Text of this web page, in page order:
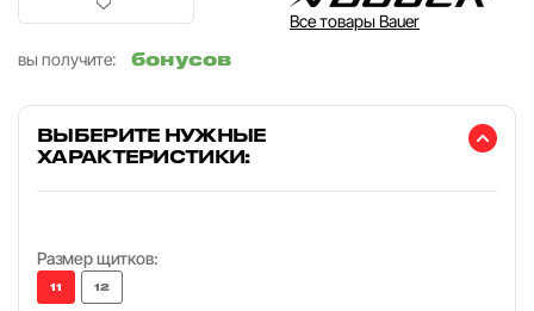
Все товары Bauer
вы получите:
бонусов
ВЫБЕРИТЕ НУЖНЫЕ
ХАРАКТЕРИСТИКИ:
Размер щитков:
11 12